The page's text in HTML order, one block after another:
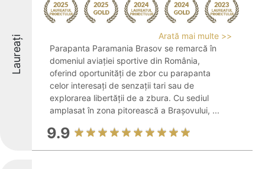
Laureați
Arată mai multe >>
Parapanta Paramania Brasov se remarcă în
domeniul aviației sportive din România,
oferind oportunități de zbor cu parapanta
celor interesați de senzații tari sau de
explorarea libertății de a zbura. Cu sediul
amplasat în zona pitorească a Brașovului, ...
9.9